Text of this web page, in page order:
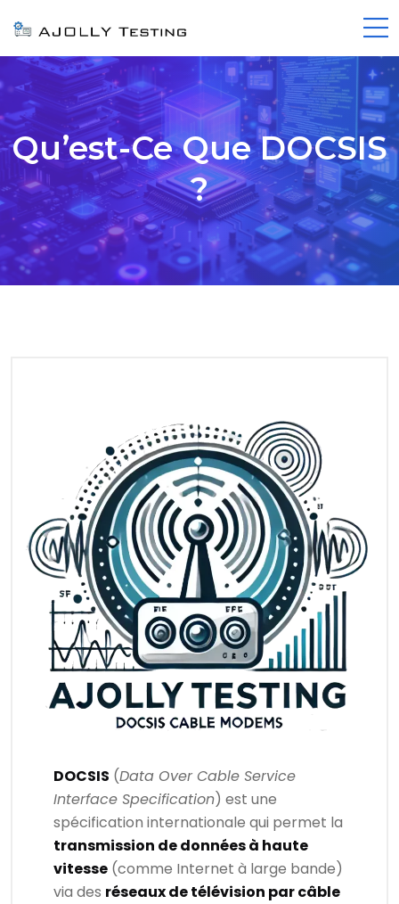
Qu’est-Ce Que DOCSIS
?
DOCSIS (Data Over Cable Service
Interface Specification) est une
spécification internationale qui permet la
transmission de données à haute
vitesse (comme Internet à large bande)
via des réseaux de télévision par câble